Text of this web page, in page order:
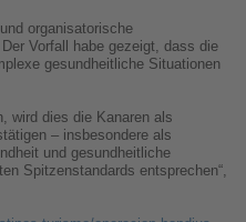
organisatorische
Vorfall habe gezeigt, dass die
gesundheitliche Situationen
wird dies die Kanaren als
– insbesondere als
und gesundheitliche
Spitzenstandards entsprechen“,